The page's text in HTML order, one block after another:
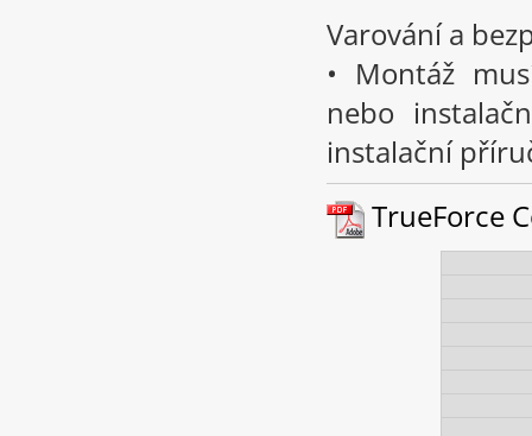
Varování a
• Montáž
nebo
instalační
TrueForce